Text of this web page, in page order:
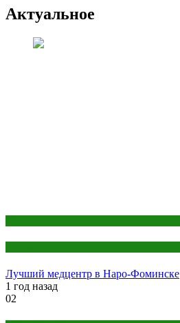
Актуальное
Лучший медцентр в Наро-Фоминске
1 год назад
02